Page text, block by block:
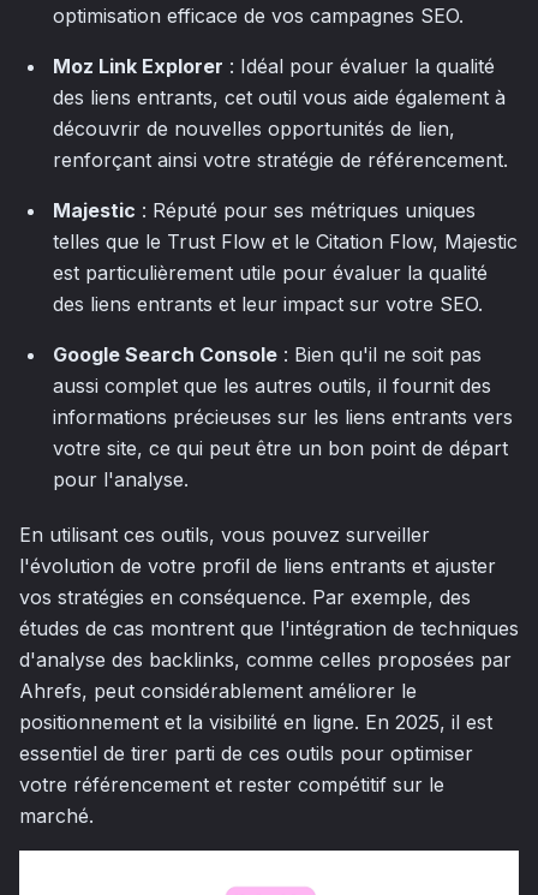
optimisation efficace de vos campagnes SEO.
Moz Link Explorer : Idéal pour évaluer la qualité
des liens entrants, cet outil vous aide également à
découvrir de nouvelles opportunités de lien,
renforçant ainsi votre stratégie de référencement.
Majestic : Réputé pour ses métriques uniques
telles que le Trust Flow et le Citation Flow, Majestic
est particulièrement utile pour évaluer la qualité
des liens entrants et leur impact sur votre SEO.
Google Search Console : Bien qu'il ne soit pas
aussi complet que les autres outils, il fournit des
informations précieuses sur les liens entrants vers
votre site, ce qui peut être un bon point de départ
pour l'analyse.
En utilisant ces outils, vous pouvez surveiller
l'évolution de votre profil de liens entrants et ajuster
vos stratégies en conséquence. Par exemple, des
études de cas montrent que l'intégration de techniques
d'analyse des backlinks, comme celles proposées par
Ahrefs, peut considérablement améliorer le
positionnement et la visibilité en ligne. En 2025, il est
essentiel de tirer parti de ces outils pour optimiser
votre référencement et rester compétitif sur le
marché.